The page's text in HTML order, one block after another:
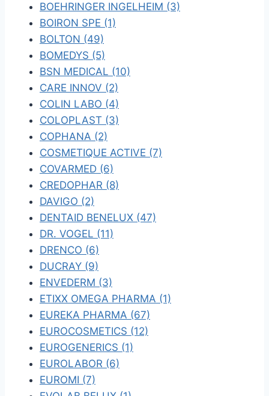
BOEHRINGER INGELHEIM (3)
BOIRON SPE (1)
BOLTON (49)
BOMEDYS (5)
BSN MEDICAL (10)
CARE INNOV (2)
COLIN LABO (4)
COLOPLAST (3)
COPHANA (2)
COSMETIQUE ACTIVE (7)
COVARMED (6)
CREDOPHAR (8)
DAVIGO (2)
DENTAID BENELUX (47)
DR. VOGEL (11)
DRENCO (6)
DUCRAY (9)
ENVEDERM (3)
ETIXX OMEGA PHARMA (1)
EUREKA PHARMA (67)
EUROCOSMETICS (12)
EUROGENERICS (1)
EUROLABOR (6)
EUROMI (7)